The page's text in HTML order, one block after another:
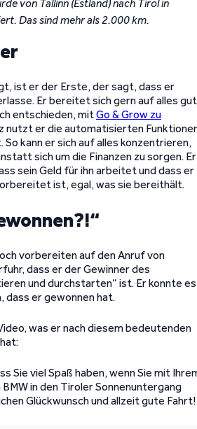
von Tallinn (Estland) nach Tirol in
Das sind mehr als 2.000 km.
ist er der Erste, der sagt, dass er
Er bereitet sich gern auf alles gut
entschieden, mitGo & Grow zu
nutzt er die automatisierten
So kann er sich auf alles konzentrieren,
sich um die Finanzen zu sorgen. Er
sein Geld für ihn arbeitet und dass er
ist, egal, was sie bereithält.
vorbereiten auf den Anruf von
dass er der Gewinner des
und durchstarten“ ist. Er konnte es
dass er gewonnen hat.
was er nach diesem bedeutenden
Sie viel Spaß haben, wenn Sie mit
in den Tiroler Sonnenuntergang
Glückwunsch und allzeit gute Fahrt!